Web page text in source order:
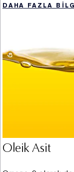
DAHA FAZLA
Oleik Asit
xviii. Reklam
kazanan
(kimlik, iletişim,
sebep: açık rıza)
xix. Müşteri
bu kapsamda
sağlanması
kullanım
deneyim,
müşteri hobileri
ifası, hukuk
hakkın tesisi,
tarafından